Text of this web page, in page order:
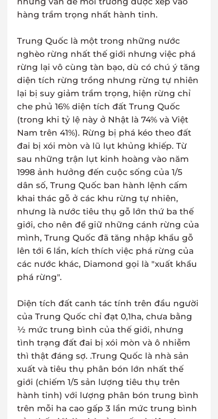
hàng trầm trọng nhất hành tinh.
Trung Quốc là một trong những nước
nghèo rừng nhất thế giới nhưng việc phá
rừng lại vô cùng tàn bạo, dù có chú ý tăng
diện tích rừng trồng nhưng rừng tự nhiên
lại bị suy giảm trầm trọng, hiện rừng chỉ
che phủ 16% diện tích đất Trung Quốc
(trong khi tỷ lệ này ở Nhật là 74% và Việt
Nam trên 41%). Rừng bị phá kéo theo đất
đai bị xói mòn và lũ lụt khủng khiếp. Từ
sau những trận lụt kinh hoàng vào năm
1998 ảnh hưởng đến cuộc sống của 1/5
dân số, Trung Quốc ban hành lệnh cấm
khai thác gỗ ở các khu rừng tự nhiên,
nhưng là nước tiêu thụ gỗ lớn thứ ba thế
giới, cho nên để giữ những cánh rừng của
mình, Trung Quốc đã tăng nhập khẩu gỗ
lên tới 6 lần, kích thích việc phá rừng của
các nước khác, Diamond gọi là "xuất khẩu
phá rừng".
Diện tích đất canh tác tính trên đầu người
của Trung Quốc chỉ đạt 0,1ha, chưa bằng
½ mức trung bình của thế giới, nhưng
tình trạng đất đai bị xói mòn và ô nhiễm
thì thật đáng sợ. .Trung Quốc là nhà sản
xuất và tiêu thụ phân bón lớn nhất thế
giới (chiếm 1/5 sản lượng tiêu thụ trên
hành tinh) với lượng phân bón trung bình
trên mỗi ha cao gấp 3 lần mức trung bình